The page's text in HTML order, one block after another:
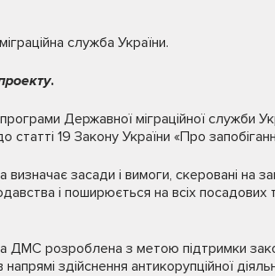
служба України.
.
Державної міграційної служби
статті 19 Закону України «Про
засади і вимоги, скеровані на
і поширюється на всіх
ДМС розроблена з метою підтримки
здійснення антикорупційної